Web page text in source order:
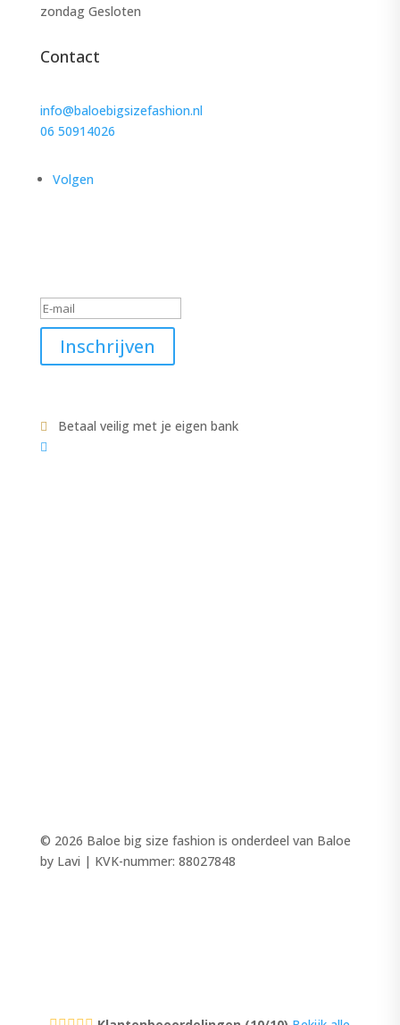
zondag Gesloten
Contact
info@baloebigsizefashion.nl
06 50914026
Volgen
Inschrijven

Betaal veilig met je eigen bank

© 2026 Baloe big size fashion is onderdeel van Baloe
by Lavi | KVK-nummer: 88027848